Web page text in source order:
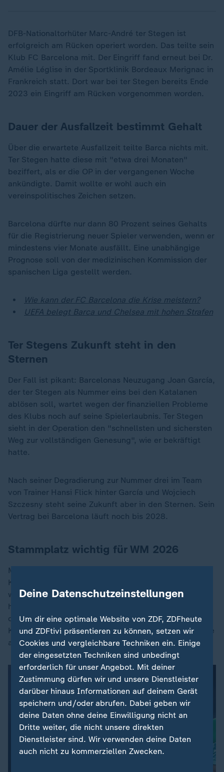
DFB-Nationaltorhüter Marc-André ter Stegen ist
erfolgreich am Rücken operiert worden. Das teilte sein
Klub FC Barcelona mit. Der Eingriff fand erneut bei Dr.
Amélie Léglise in der Sportklinik Bordeaux Merignac in
Frankreich statt. Dort war bei ter Stegen bereits Ende
2023 ein Eingriff am Rücken vorgenommen worden.
Dauer der Ausfallzeit bestimmt Gehalt
Über die erwartete Ausfallzeit teilte Barca nichts mit.
Ter Stegen hatte diese mit "etwa drei Monaten"
beziffert, als er die OP in der vergangenen Woche
ankündigte. Damit wollte er wohl auch ein
vereinspolitisches Zeichen setzen.
Barcelona dürfte nur dann 80 Prozent seines Gehalts
für die Registrierung neuer Spieler verwenden, wenn er
mindestens vier Monate ausfällt. Eine unabhängige
Prognose soll von der medizinischen Kommission der
spanischen Liga gestellt werden.
Wie kann der FC Barcelona die Krise meistern?
UEFA belegt Barca und Chelsea mit hohen Strafen
Ter Stegens Zukunft steht in den
Sternen
Der Fall ist pikant: Barcelonas Neuzugang Joan García,
der ter Stegen als Nummer eins bei den Katalanen
ablösen soll, wartet wegen der finanziellen Probleme
des Klubs noch auf seine Spielerlaubnis. Ter Stegen
sieht in der Operation den "schnellsten und sichersten
Weg zur vollständigen Genesung", wie er bekräftigt
hatte.
Nach seiner Degradierung zur Nummer drei im Team
von Trainer Hansi Flick hinter García und Wojciech
Szczesny steht seine Zukunft aber in den Sternen. Sein
Vertrag bei Barcelona läuft noch bis 2028.
Stammplatz wichtig für WM 2026
Mit Blick auf die WM 2026 in den USA, Mexiko und
Kanada ist er auf einen Stammplatz angewiesen. "Ich
werde euch über meine Genesung auf dem Laufenden
halten und möchte mich bei euch allen, liebe Culers,
dafür bedanken, dass ihr immer an meiner Seite seid.
Keine Sorge, ich komme wieder!", hatte der 33-Jährige
an die Fans geschrieben.
Es ist ein Fehler aufgetreten. Versuche
es später noch einmal. Errorcode:1
Deine Datenschutzeinstellungen
Um dir eine optimale Website von ZDF, ZDFheute
und ZDFtivi präsentieren zu können, setzen wir
Cookies und vergleichbare Techniken ein. Einige
der eingesetzten Techniken sind unbedingt
erforderlich für unser Angebot. Mit deiner
Zustimmung dürfen wir und unsere Dienstleister
darüber hinaus Informationen auf deinem Gerät
speichern und/oder abrufen. Dabei geben wir
deine Daten ohne deine Einwilligung nicht an
Dritte weiter, die nicht unsere direkten
Dienstleister sind. Wir verwenden deine Daten
auch nicht zu kommerziellen Zwecken.